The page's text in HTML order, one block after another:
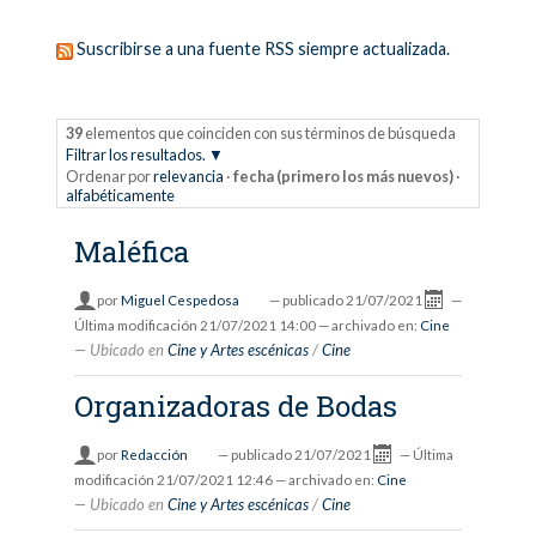
Suscribirse a una fuente RSS siempre actualizada.
39elementos que coinciden con sus términos de búsqueda
Filtrar los resultados.
Ordenar porrelevancia ·fecha (primero los más nuevos) ·
alfabéticamente
Maléfica
porMiguel Cespedosa — publicado 21/07/2021
—
Última modificación 21/07/2021 14:00 — archivado en: Cine
Ubicado en Cine y Artes escénicas /Cine
Organizadoras de Bodas
porRedacción — publicado 21/07/2021 — Última
modificación 21/07/2021 12:46 — archivado en: Cine
Ubicado en Cine y Artes escénicas /Cine